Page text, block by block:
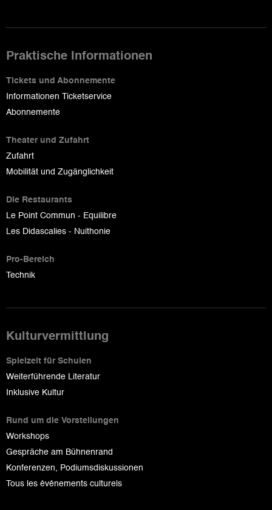
Praktische Informationen
Tickets und Abonnemente
Informationen Ticketservice
Abonnemente
Theater und Zufahrt
Zufahrt
Mobilität und Zugänglichkeit
Die Restaurants
Le Point Commun - Equilibre
Les Didascalies - Nuithonie
Pro-Bereich
Technik
Kulturvermittlung
Spielzeit für Schulen
Weiterführende Literatur
Inklusive Kultur
Rund um die Vorstellungen
Workshops
Gespräche am Bühnenrand
Konferenzen, Podiumsdiskussionen
Tous les événements culturels